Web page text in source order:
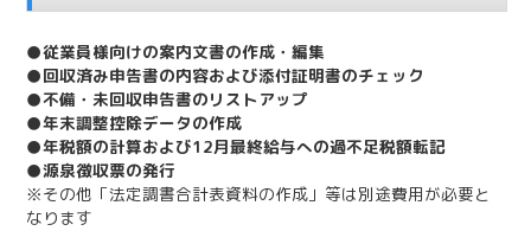
●従業員様向けの案内文書の作成・編集
●回収済み申告書の内容および添付証明書のチェック
●不備・未回収申告書のリストアップ
●年末調整控除データの作成
●年税額の計算および12月最終給与への過不足税額転記
●源泉徴収票の発行
※その他「法定調書合計表資料の作成」等は別途費用が必要と
なります